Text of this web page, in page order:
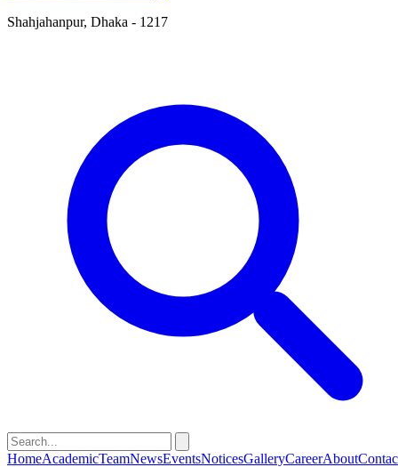
Shahjahanpur, Dhaka - 1217
HomeAcademicTeamNewsEventsNoticesGalleryCareerAbout